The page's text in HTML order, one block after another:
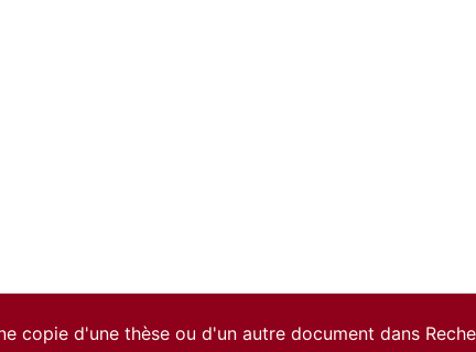
copie d'une thèse ou d'un autre document dans